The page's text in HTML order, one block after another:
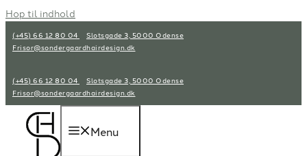
Hop til indhold
(+45) 66 12 80 04
Slotsgade 3, 5000 Odense
Frisor@sondergaardhairdesign.dk
(+45) 66 12 80 04
Slotsgade 3, 5000 Odense
Frisor@sondergaardhairdesign.dk
Menu